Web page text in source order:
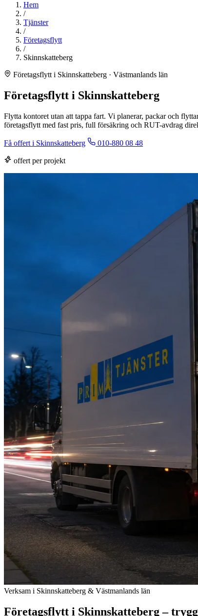
Hem
/
Tjänster
/
Företagsflytt
/
Skinnskatteberg
Företagsflytt i Skinnskatteberg · Västmanlands län
Företagsflytt i Skinnskatteberg
Flytta kontoret utan att tappa fart. Vi planerar, packar och
företagsflytt med fast pris, full försäkring och RUT-avdrag
Få offert i Skinnskatteberg 010-880 08 48
offert per projekt
Verksam i Skinnskatteberg & Västmanlands län
Företagsflytt i Skinnskatteberg –